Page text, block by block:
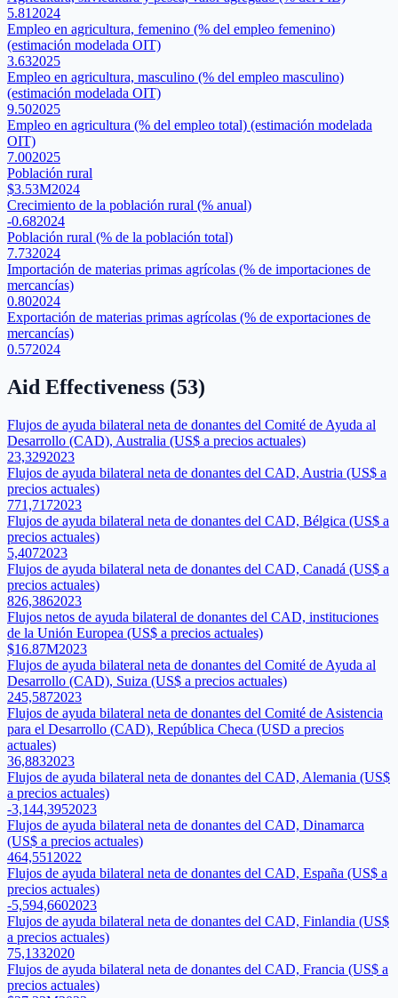
5.81 2024
Empleo en agricultura, femenino (% del empleo femenino)
(estimación modelada OIT)
3.632025
Empleo en agricultura, masculino (% del empleo masculino)
(estimación modelada OIT)
9.502025
Empleo en agricultura (% del empleo total) (estimación modelada
OIT)
7.002025
Población rural
$3.53M2024
Crecimiento de la población rural (% anual)
-0.682024
Población rural (% de la población total)
7.732024
Importación de materias primas agrícolas (% de importaciones de
mercancías)
0.802024
Exportación de materias primas agrícolas (% de exportaciones de
mercancías)
0.572024
Aid Effectiveness (53)
Flujos de ayuda bilateral neta de donantes del Comité de Ayuda al
Desarrollo (CAD), Australia (US$ a precios actuales)
23,3292023
Flujos de ayuda bilateral neta de donantes del CAD, Austria (US$ a
precios actuales)
771,7172023
Flujos de ayuda bilateral neta de donantes del CAD, Bélgica (US$ a
precios actuales)
5,4072023
Flujos de ayuda bilateral neta de donantes del CAD, Canadá (US$ a
precios actuales)
826,3862023
Flujos netos de ayuda bilateral de donantes del CAD, instituciones
de la Unión Europea (US$ a precios actuales)
$16.87M2023
Flujos de ayuda bilateral neta de donantes del Comité de Ayuda al
Desarrollo (CAD), Suiza (US$ a precios actuales)
245,5872023
Flujos de ayuda bilateral neta de donantes del Comité de Asistencia
para el Desarrollo (CAD), República Checa (USD a precios
actuales)
36,8832023
Flujos de ayuda bilateral neta de donantes del CAD, Alemania (US$
a precios actuales)
-3,144,3952023
Flujos de ayuda bilateral neta de donantes del CAD, Dinamarca
(US$ a precios actuales)
464,551 2022
Flujos de ayuda bilateral neta de donantes del CAD, España (US$ a
precios actuales)
-5,594,6602023
Flujos de ayuda bilateral neta de donantes del CAD, Finlandia (US$
a precios actuales)
75,1332020
Flujos de ayuda bilateral neta de donantes del CAD, Francia (US$ a
precios actuales)